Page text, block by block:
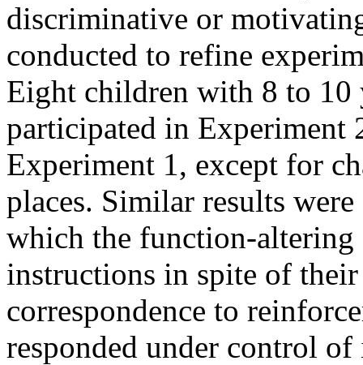
discriminative or
conducted to refine
Eight children with 8 to 10
participated in Experiment
Experiment 1, except for
places. Similar results
which the function-altering
instructions in spite of
correspondence to
responded under control